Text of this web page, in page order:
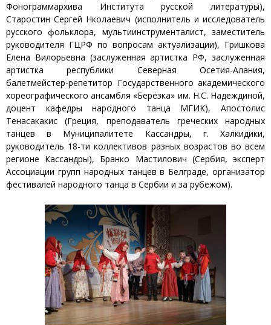
Фонограммархива Института русской литературы),
Старостин Сергей Нколаевич (исполнитель и исследователь
русского фольклора, мультиинструменталист, заместитель
руководителя ГЦРФ по вопросам актуализации), Гришкова
Елена Вилорьевна (заслуженная артистка РФ, заслуженная
артистка республики Северная Осетия-Алания,
балетмейстер-репетитор Государственного академического
хореографического ансамбля «Берёзка» им. Н.С. Надеждиной,
доцент кафедры народного танца МГИК), Апостолис
Тенасакакис (Греция, преподаватель греческих народных
танцев в Муниципалитете Кассандры, г. Халкидики,
руководитель 18-ти коллективов разных возрастов во всем
регионе Кассандры), Бранко Мастилович (Сербия, эксперт
Ассоциации групп народных танцев в Белграде, организатор
фестивалей народного танца в Сербии и за рубежом).